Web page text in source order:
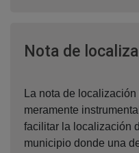
Nota de
La nota de
meramente
facilitar la localización
municipio donde una